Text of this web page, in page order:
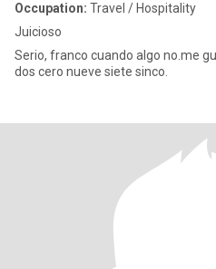
Occupation: Travel / Hospitality
Juicioso
Serio, franco cuando algo no.me
dos cero nueve siete sinco.